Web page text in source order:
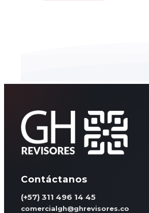
Contáctanos
(+57) 311 496 14 45
comercialgh@ghrevisores.co